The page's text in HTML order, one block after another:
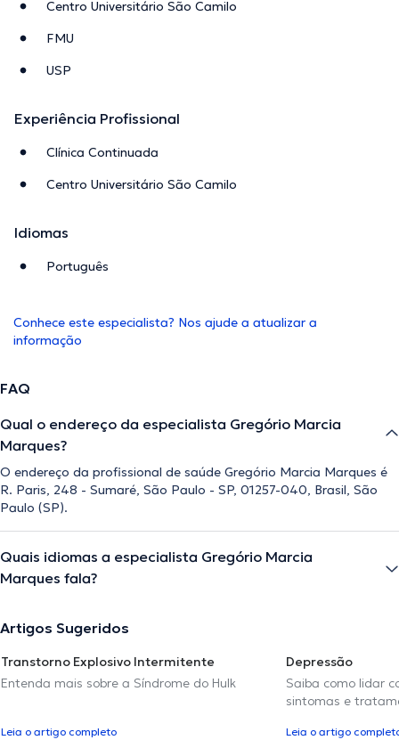
Centro Universitário São Camilo
FMU
USP
Experiência Profissional
Clínica Continuada
Centro Universitário São Camilo
Idiomas
Português
Conhece este especialista? Nos ajude a atualizar a
informação
FAQ
Qual o endereço da especialista Gregório Marcia
Marques?
O endereço da profissional de saúde Gregório Marcia Marques é
R. Paris, 248 - Sumaré, São Paulo - SP, 01257-040, Brasil, São
Paulo (SP).
Quais idiomas a especialista Gregório Marcia
Marques fala?
Artigos Sugeridos
Transtorno Explosivo Intermitente
Entenda mais sobre a Síndrome do Hulk
Leia o artigo completo
Depressão
Saiba como lidar
sintomas e
Leia o artigo